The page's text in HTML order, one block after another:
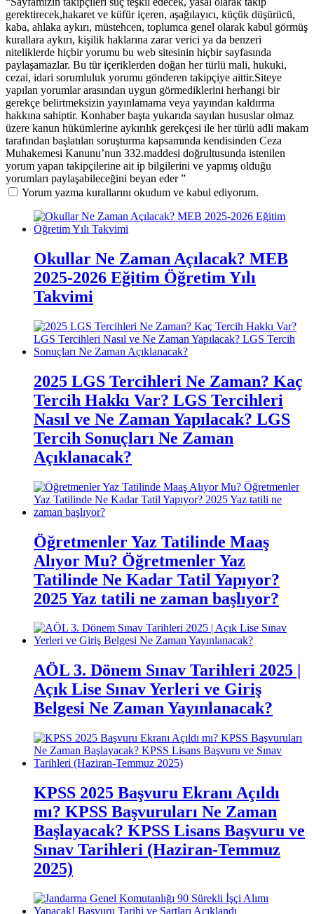
gerektirecek,hakaret ve küfür içeren, aşağılayıcı, küçük düşürücü,
kaba, ahlaka aykırı, müstehcen, toplumca genel olarak kabul görmüş
kurallara aykırı, kişilik haklarına zarar verici ya da benzeri
niteliklerde hiçbir yorumu bu web sitesinin hiçbir sayfasında
paylaşamazlar. Bu tür içeriklerden doğan her türlü mali, hukuki,
cezai, idari sorumluluk yorumu gönderen takipçiye aittir.Siteye
yapılan yorumlar arasından uygun görmediklerini herhangi bir
gerekçe belirtmeksizin yayınlamama veya yayından kaldırma
hakkına sahiptir. Konhaber başta yukarıda sayılan hususlar olmaz
üzere kanun hükümlerine aykırılık gerekçesi ile her türlü adli makam
tarafından başlatılan soruşturma kapsamında kendisinden Ceza
Muhakemesi Kanunu’nun 332.maddesi doğrultusunda istenilen
yorum yapan takipçilerine ait ip bilgilerini ve yapmış olduğu
yorumları paylaşabileceğini beyan eder ”
Yorum yazma kurallarını okudum ve kabul ediyorum.
Okullar Ne Zaman Açılacak? MEB
2025-2026 Eğitim Öğretim Yılı
Takvimi
2025 LGS Tercihleri Ne Zaman? Kaç
Tercih Hakkı Var? LGS Tercihleri
Nasıl ve Ne Zaman Yapılacak? LGS
Tercih Sonuçları Ne Zaman
Açıklanacak?
Öğretmenler Yaz Tatilinde Maaş
Alıyor Mu? Öğretmenler Yaz
Tatilinde Ne Kadar Tatil Yapıyor?
2025 Yaz tatili ne zaman başlıyor?
AÖL 3. Dönem Sınav Tarihleri 2025 |
Açık Lise Sınav Yerleri ve Giriş
Belgesi Ne Zaman Yayınlanacak?
KPSS 2025 Başvuru Ekranı Açıldı
mı? KPSS Başvuruları Ne Zaman
Başlayacak? KPSS Lisans Başvuru ve
Sınav Tarihleri (Haziran-Temmuz
2025)